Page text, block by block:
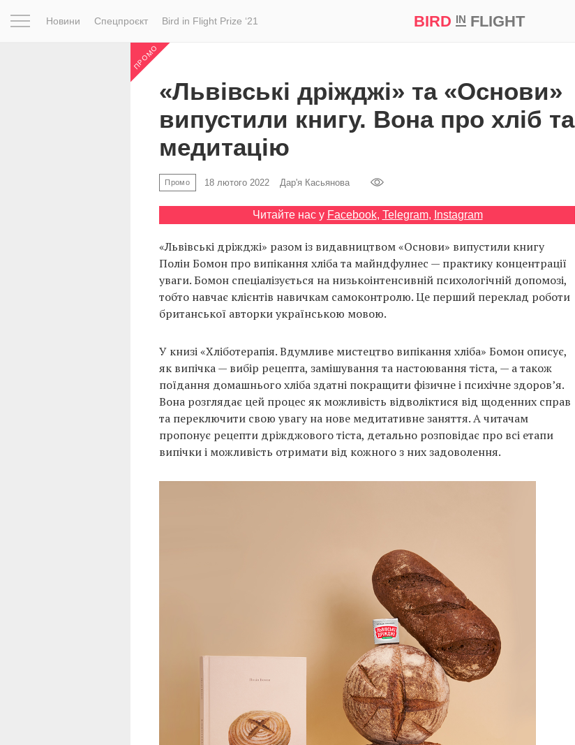
Новини Спецпроєкт Bird in Flight Prize ‘21 BIRD INFLIGHT
Фотопроєкт
ПРОМО
«Львівські дріжджі» та «Основи»
випустили книгу. Вона про хліб та
медитацію
Промо 18 лютого 2022 Дар'я Касьянова
Читайте нас у Facebook, Telegram, Instagram
«Львівські дріжджі» разом із видавництвом «Основи» випустили книгу
Полін Бомон про випікання хліба та майндфулнес — практику концентрації
уваги. Бомон спеціалізується на низькоінтенсивній психологічній допомозі,
тобто навчає клієнтів навичкам самоконтролю. Це перший переклад роботи
британської авторки українською мовою.
У книзі «Хліботерапія. Вдумливе мистецтво випікання хліба» Бомон описує,
як випічка — вибір рецепта, замішування та настоювання тіста, — а також
поїдання домашнього хліба здатні покращити фізичне і психічне здоров’я.
Вона розглядає цей процес як можливість відволіктися від щоденних справ
та переключити свою увагу на нове медитативне заняття. А читачам
пропонує рецепти дріжджового тіста, детально розповідає про всі етапи
випічки і можливість отримати від кожного з них задоволення.